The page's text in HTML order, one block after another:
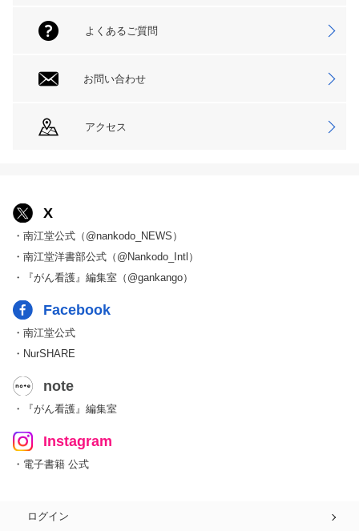
よくあるご質問
お問い合わせ
アクセス
X
・南江堂公式（@nankodo_NEWS）
・南江堂洋書部公式（@Nankodo_Intl）
・『がん看護』編集室（@gankango）
Facebook
・南江堂公式
・NurSHARE
note
・『がん看護』編集室
Instagram
・電子書籍 公式
ログイン